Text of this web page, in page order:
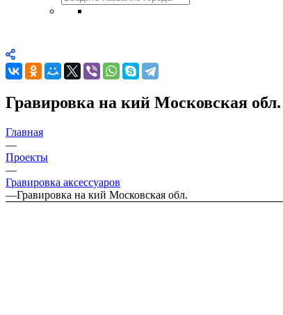
Гравировка на кий Московская обл.
Главная
—
Проекты
—
Гравировка аксессуаров
—Гравировка на кий Московская обл.